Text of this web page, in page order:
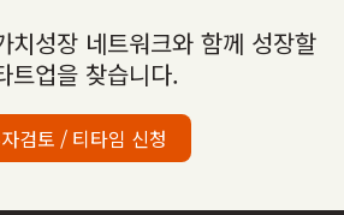
치성장 네트워크와 함께 성장할
트업을 찾습니다.
검토 / 티타임 신청